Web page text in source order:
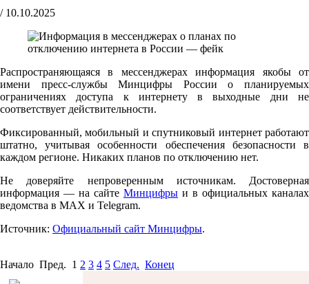
/ 10.10.2025
Распространяющаяся в мессенджерах информация якобы от
имени пресс-службы Минцифры России о планируемых
ограничениях доступа к интернету в выходные дни не
соответствует действительности.
Фиксированный, мобильный и спутниковый интернет работают
штатно, учитывая особенности обеспечения безопасности в
каждом регионе. Никаких планов по отключению нет.
Не доверяйте непроверенным источникам. Достоверная
информация — на сайте Минцифры и в официальных каналах
ведомства в MAX и Telegram.
Источник: Официальный сайт Минцифры.
Начало Пред. 1 2 3 4 5 След. Конец